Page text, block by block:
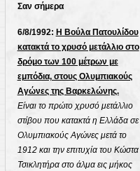
Σαν σήμερα
6/8/1992: Η Βούλα Πατουλίδου
κατακτά το χρυσό μετάλλιο στο
δρόμο των 100 μέτρων με
εμπόδια, στους Ολυμπιακούς
Αγώνες της Βαρκελώνης.
Είναι το πρώτο χρυσό μετάλλιο
στίβου που κατακτά η Ελλάδα σε
Ολυμπιακούς Αγώνες μετά το
1912 και την επιτυχία του Κώστα
Τσικλητήρα στο άλμα εις μήκος